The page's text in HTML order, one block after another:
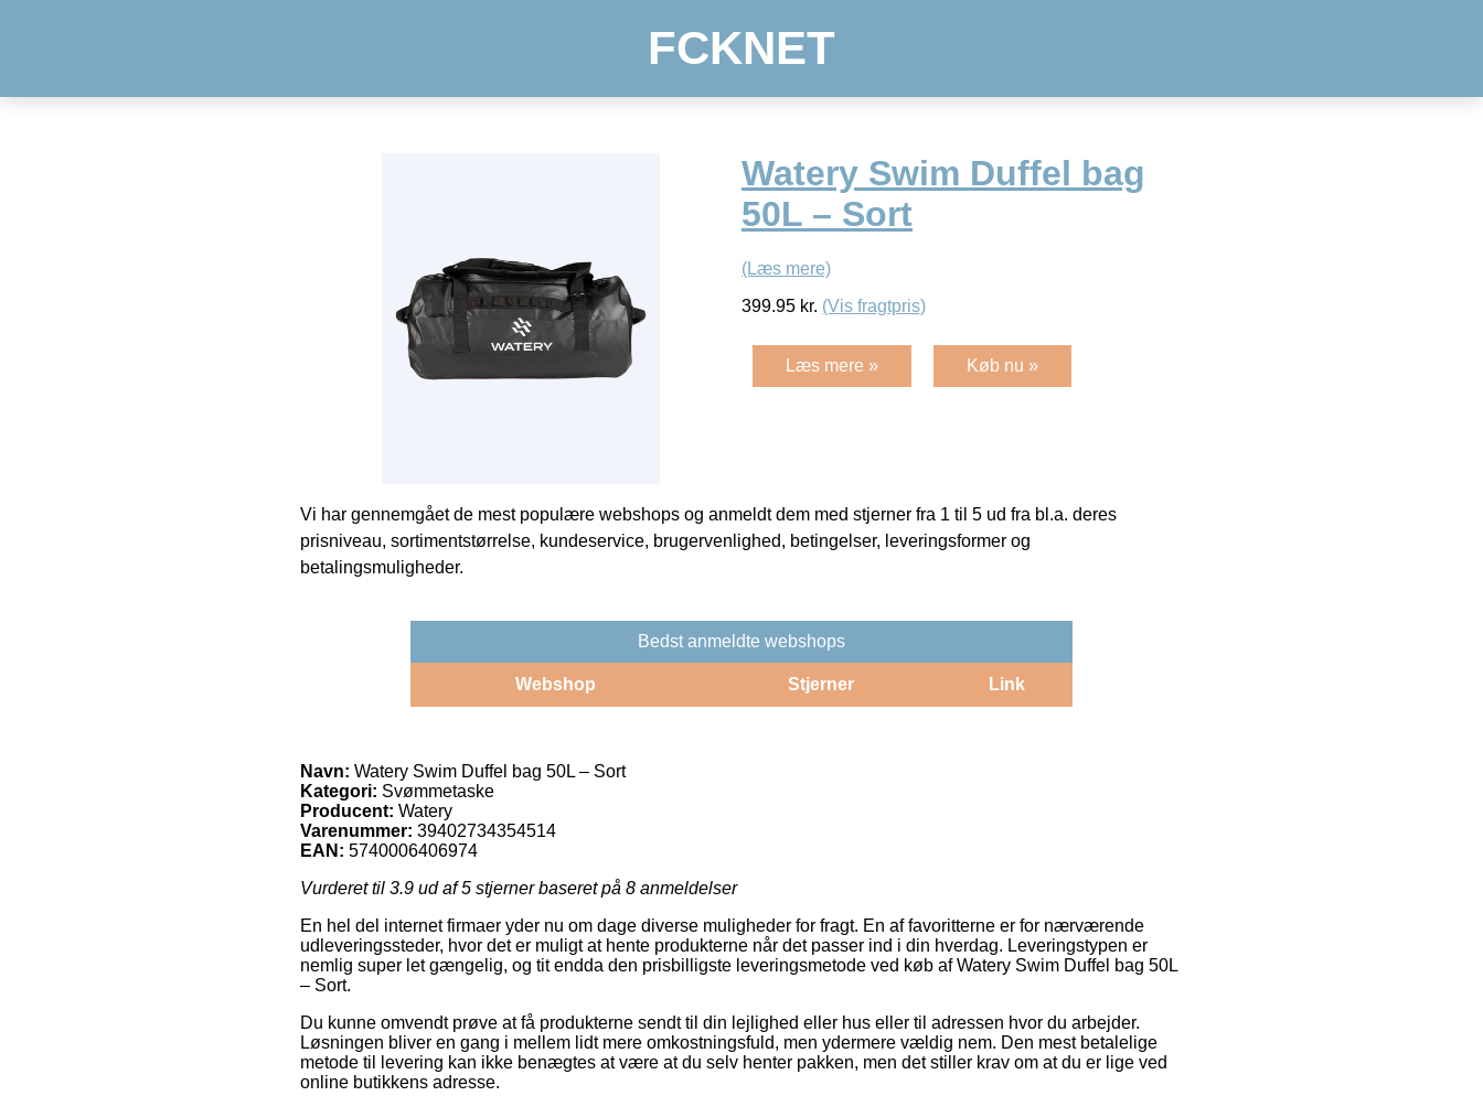
FCKNET
Watery Swim Duffel bag
50L – Sort
(Læs mere)
399.95 kr. (Vis fragtpris)
Læs mere » Køb nu »
Vi har gennemgået de mest populære webshops og anmeldt dem med stjerner fra 1 til 5 ud fra bl.a. deres
prisniveau, sortimentstørrelse, kundeservice, brugervenlighed, betingelser, leveringsformer og
betalingsmuligheder.
Bedst anmeldte webshops
Webshop Stjerner Link
Navn: Watery Swim Duffel bag 50L – Sort
Kategori: Svømmetaske
Producent: Watery
Varenummer: 39402734354514
EAN: 5740006406974
Vurderet til 3.9 ud af 5 stjerner baseret på 8 anmeldelser
En hel del internet firmaer yder nu om dage diverse muligheder for fragt. En af favoritterne er for nærværende
udleveringssteder, hvor det er muligt at hente produkterne når det passer ind i din hverdag. Leveringstypen er
nemlig super let gængelig, og tit endda den prisbilligste leveringsmetode ved køb af Watery Swim Duffel bag 50L
– Sort.
Du kunne omvendt prøve at få produkterne sendt til din lejlighed eller hus eller til adressen hvor du arbejder.
Løsningen bliver en gang i mellem lidt mere omkostningsfuld, men ydermere vældig nem. Den mest betalelige
metode til levering kan ikke benægtes at være at du selv henter pakken, men det stiller krav om at du er lige ved
online butikkens adresse.